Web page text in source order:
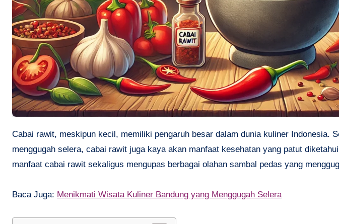
Cabai rawit, meskipun kecil, memiliki pengaruh besar dalam dunia kuliner Indonesia. Selain memberikan sensasi pedas yang
menggugah selera, cabai rawit juga kaya akan manfaat kesehatan yang patut
manfaat cabai rawit sekaligus mengupas berbagai olahan sambal pedas yang
Baca Juga: Menikmati Wisata Kuliner Bandung yang Menggugah Selera